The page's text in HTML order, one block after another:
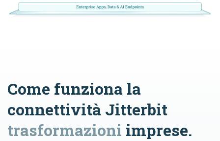
Come funziona la
connettività Jitterbit
trasformazioni imprese.